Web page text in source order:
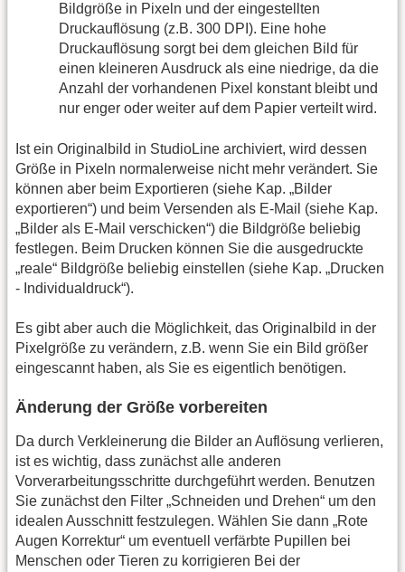
Bildgröße in Pixeln und der eingestellten
Druckauflösung (z.B. 300 DPI). Eine hohe
Druckauflösung sorgt bei dem gleichen Bild für
einen kleineren Ausdruck als eine niedrige, da die
Anzahl der vorhandenen Pixel konstant bleibt und
nur enger oder weiter auf dem Papier verteilt wird.
Ist ein Originalbild in StudioLine archiviert, wird dessen
Größe in Pixeln normalerweise nicht mehr verändert. Sie
können aber beim Exportieren (siehe Kap. „Bilder
exportieren“) und beim Versenden als E-Mail (siehe Kap.
„Bilder als E-Mail verschicken“) die Bildgröße beliebig
festlegen. Beim Drucken können Sie die ausgedruckte
„reale“ Bildgröße beliebig einstellen (siehe Kap. „Drucken
- Individualdruck“).
Es gibt aber auch die Möglichkeit, das Originalbild in der
Pixelgröße zu verändern, z.B. wenn Sie ein Bild größer
eingescannt haben, als Sie es eigentlich benötigen.
Änderung der Größe vorbereiten
Da durch Verkleinerung die Bilder an Auflösung verlieren,
ist es wichtig, dass zunächst alle anderen
Vorverarbeitungsschritte durchgeführt werden. Benutzen
Sie zunächst den Filter „Schneiden und Drehen“ um den
idealen Ausschnitt festzulegen. Wählen Sie dann „Rote
Augen Korrektur“ um eventuell verfärbte Pupillen bei
Menschen oder Tieren zu korrigieren Bei der